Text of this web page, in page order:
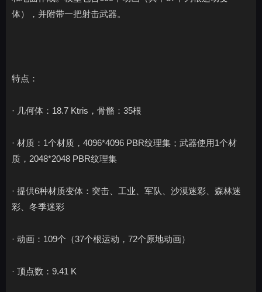
体），并附带一把射击武器。
特点：
· 几何体：18.7 Ktris，骨骼：35根
· 材质：1个材质，4096*4096 PBR纹理集；武器使用1个材
质，2048*2048 PBR纹理集
· 提供6种材质变体：突击、工业、军队、沙漠迷彩、森林迷
彩、冬季迷彩
· 动画：109个（37个根运动，72个原地动画）
· 顶点数：9.41 K